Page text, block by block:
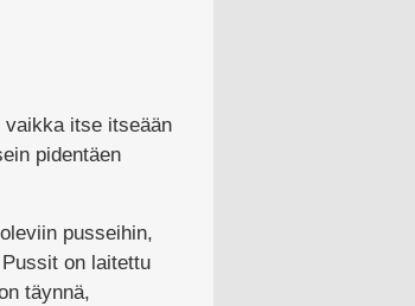
vaikka itse itseään
pidentäen
pusseihin,
on laitettu
täynnä,